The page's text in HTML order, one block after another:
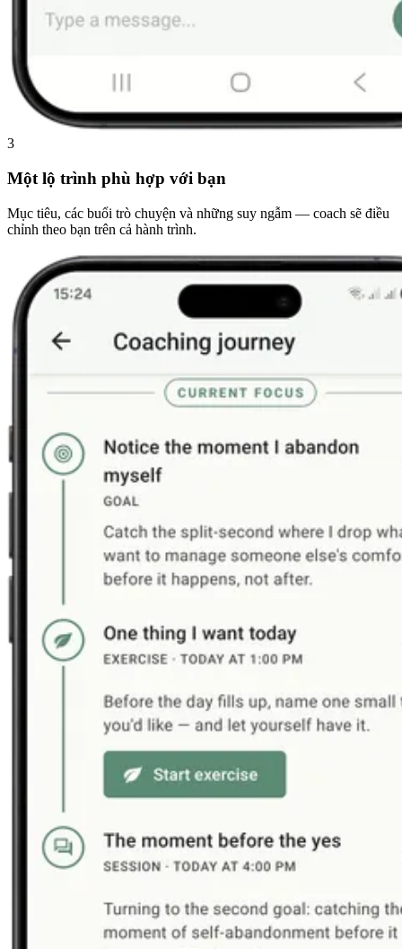
3
Một lộ trình phù hợp với bạn
Mục tiêu, các buổi trò chuyện và những suy ngẫm — coach sẽ điều
chỉnh theo bạn trên cả hành trình.